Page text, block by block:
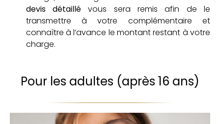
devis détaillévous sera remis afin de le
transmettre à votre complémentaire et
connaître à l’avance le montant restant à votre
charge.
Pour les adultes (après 16 ans)